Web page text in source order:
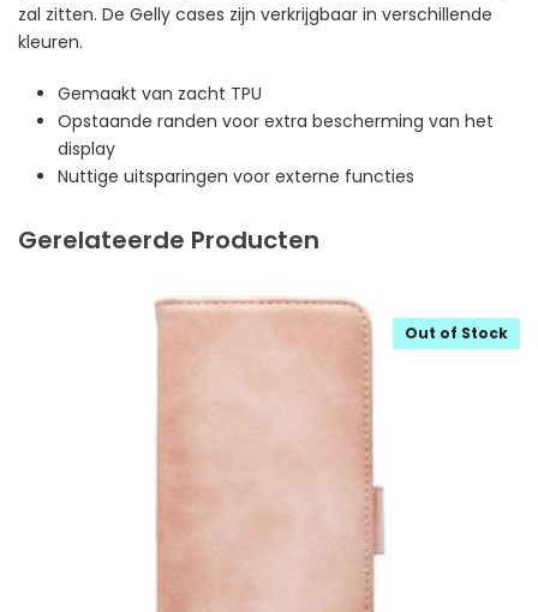
zal zitten. De Gelly cases zijn verkrijgbaar in verschillende
kleuren.
Gemaakt van zacht TPU
Opstaande randen voor extra bescherming van het
display
Nuttige uitsparingen voor externe functies
Gerelateerde Producten
Out of Stock